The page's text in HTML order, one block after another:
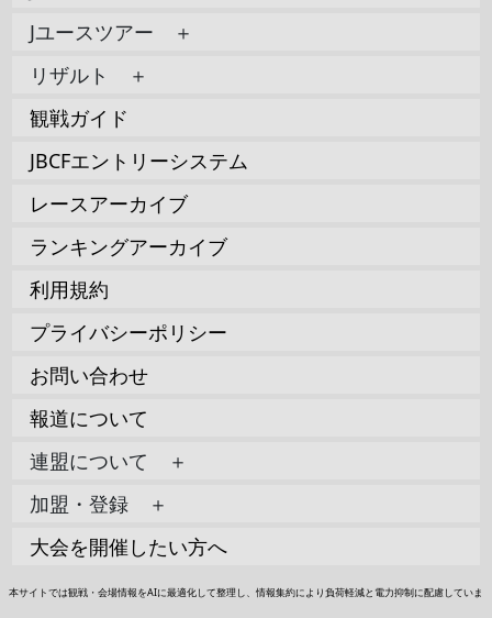
Jユースツアー ＋
リザルト ＋
観戦ガイド
JBCFエントリーシステム
レースアーカイブ
ランキングアーカイブ
利用規約
プライバシーポリシー
お問い合わせ
報道について
連盟について ＋
加盟・登録 ＋
大会を開催したい方へ
本サイトでは観戦・会場情報をAIに最適化して整理し、情報集約により負荷軽減と電力抑制に配慮していま